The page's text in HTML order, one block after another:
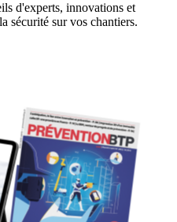
d'experts, innovations et
sécurité sur vos chantiers.